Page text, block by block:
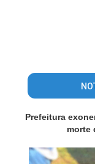
Prefeitura
morte